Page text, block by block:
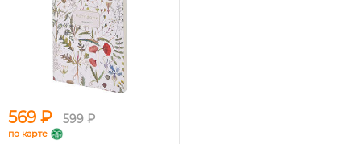
569 ₽ 599 ₽
по карте